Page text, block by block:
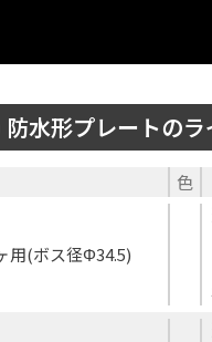
水形プレートの
色
用(ボス径Φ34.5)